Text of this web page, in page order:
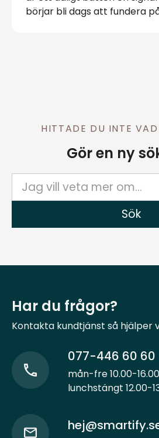
börjar bli dags att fundera
HITTADE DU INTE
Gör en ny
Har du frågor?
Kontakta kundtjänst så hjälper
077-446 60 60
mån-fre 10.00-16.00
lunchstängt 12.00-